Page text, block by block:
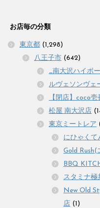
お店毎の分類
東京都 (1,298)
八王子市 (642)
_南大沢ハイボ
ルヴェソンヴェ
【閉店】coco
松屋 南大沢店
東京ミートレア
にひゃくて
Gold Rush(
BBQ
スタミナ極
New Old
店 (1)